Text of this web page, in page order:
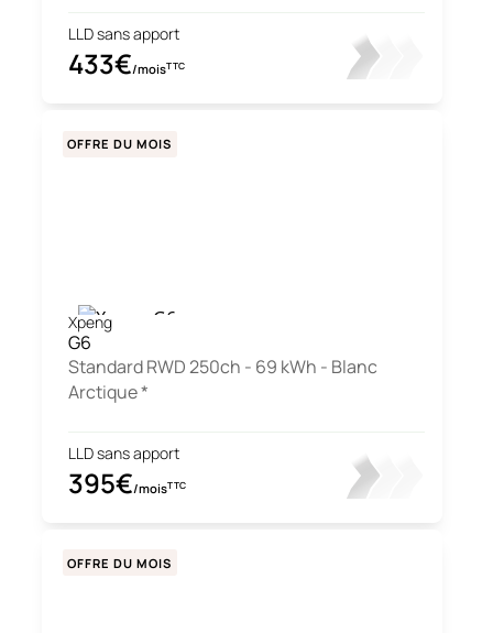
LLD sans apport
433€/moisTTC
Xpeng
G6
Standard RWD 250ch - 69 kWh - Blanc
Arctique *
LLD sans apport
395€/moisTTC
OFFRE DU MOIS
OFFRE DU MOIS